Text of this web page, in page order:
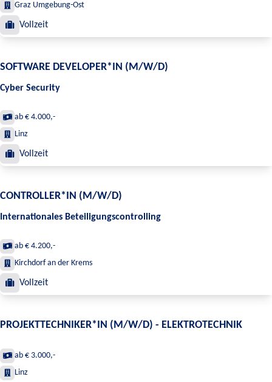
Graz Umgebung-Ost
Vollzeit
SOFTWARE DEVELOPER*IN (M/W/D)
Cyber Security
ab € 4.000,-
Linz
Vollzeit
CONTROLLER*IN (M/W/D)
Internationales Beteiligungscontrolling
ab € 4.200,-
Kirchdorf an der Krems
Vollzeit
PROJEKTTECHNIKER*IN (M/W/D) - ELEKTROTECHNIK
ab € 3.000,-
Linz